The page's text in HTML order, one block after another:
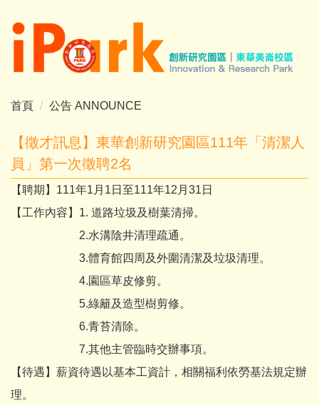
到
區
首頁 公告 ANNOUNCE
【徵才訊息】東華創新研究園區111年「清潔人
員」第一次徵聘2名
【聘期】111年1月1日至111年12月31日
【工作內容】1. 道路垃圾及樹葉清掃。
2.水溝陰井清理疏通。
3.體育館四周及外圍清潔及垃圾清理。
4.園區草皮修剪。
5.綠籬及造型樹剪修。
6.青苔清除。
7.其他主管臨時交辦事項。
【待遇】薪資待遇以基本工資計，相關福利依勞基法規定辦
理。